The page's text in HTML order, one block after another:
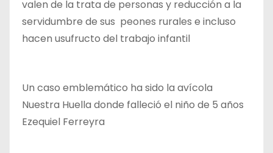
valen de la trata de personas y reducción a la
servidumbre de sus peones rurales e incluso
hacen usufructo del trabajo infantil
Un caso emblemático ha sido la avícola
Nuestra Huella donde falleció el niño de 5 años
Ezequiel Ferreyra